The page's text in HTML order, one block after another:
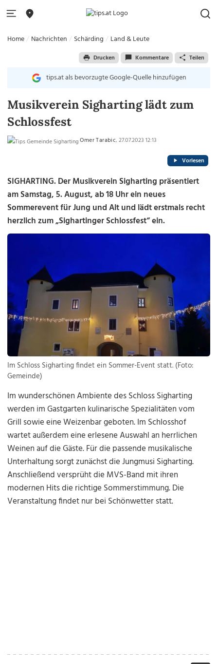
Home Nachrichten Schärding Land & Leute
Drucken Kommentare Teilen
tips.at als bevorzugte Google-Quelle hinzufügen
Musikverein Sigharting lädt zum
Schlossfest
Omer Tarabic, 27.07.2023 12:13
Vorlesen
SIGHARTING. Der Musikverein Sigharting präsentiert
am Samstag, 5. August, ab 18 Uhr ein neues
Sommerevent für Jung und Alt und lädt erstmals recht
herzlich zum „Sighartinger Schlossfest“ ein.
Im Schloss Sigharting findet ein Sommer-Event statt. (Foto:
Gemeinde)
Im wunderschönen Ambiente des Schloss Sigharting
werden im Gastgarten kulinarische Spezialitäten vom
Grill sowie eine Weizenbar geboten. Im Schlosshof
wartet außerdem eine erlesene Auswahl an herrlichen
Weinen auf die Gäste. Für die passende musikalische
Unterhaltung sorgt zunächst die Jungmusi Sigharting.
Anschließend versprüht die MVS-Band mit ihren
modernen Hits die richtige Sommerstimmung. Die
Veranstaltung findet nur bei Schönwetter statt.